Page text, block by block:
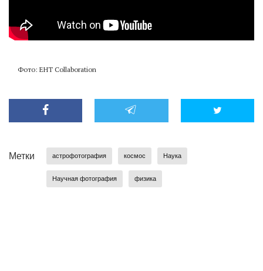
Фото: EHT Collaboration
Метки астрофотография космос Наука
Научная фотография физика